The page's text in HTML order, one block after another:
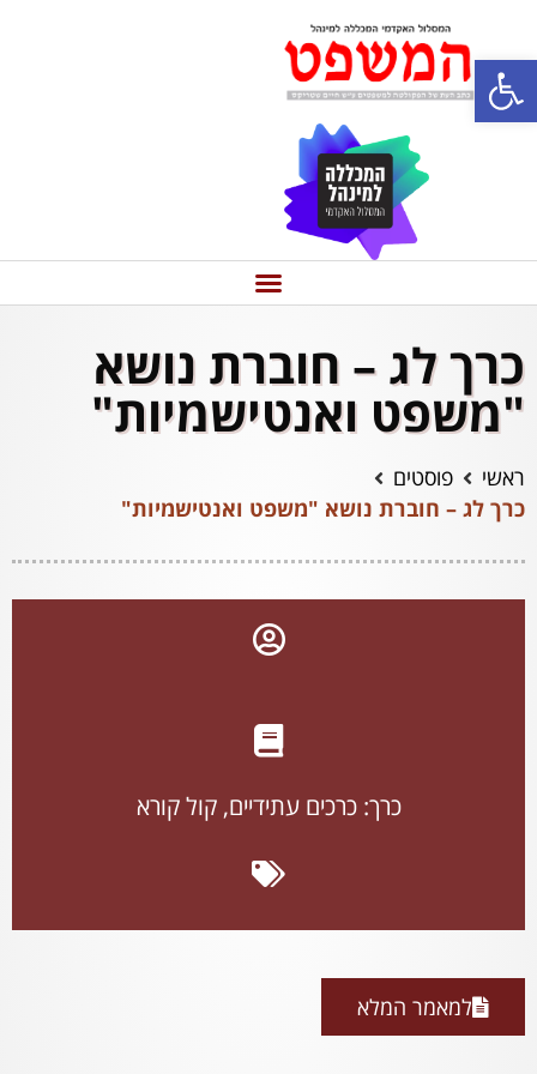
פתח סרגל נגישות
כרך לג – חוברת נושא
"משפט ואנטישמיות"
ראשי
פוסטים
כרך לג – חוברת נושא "משפט ואנטישמיות"
כרך:כרכים עתידיים,קול קורא
למאמר המלא